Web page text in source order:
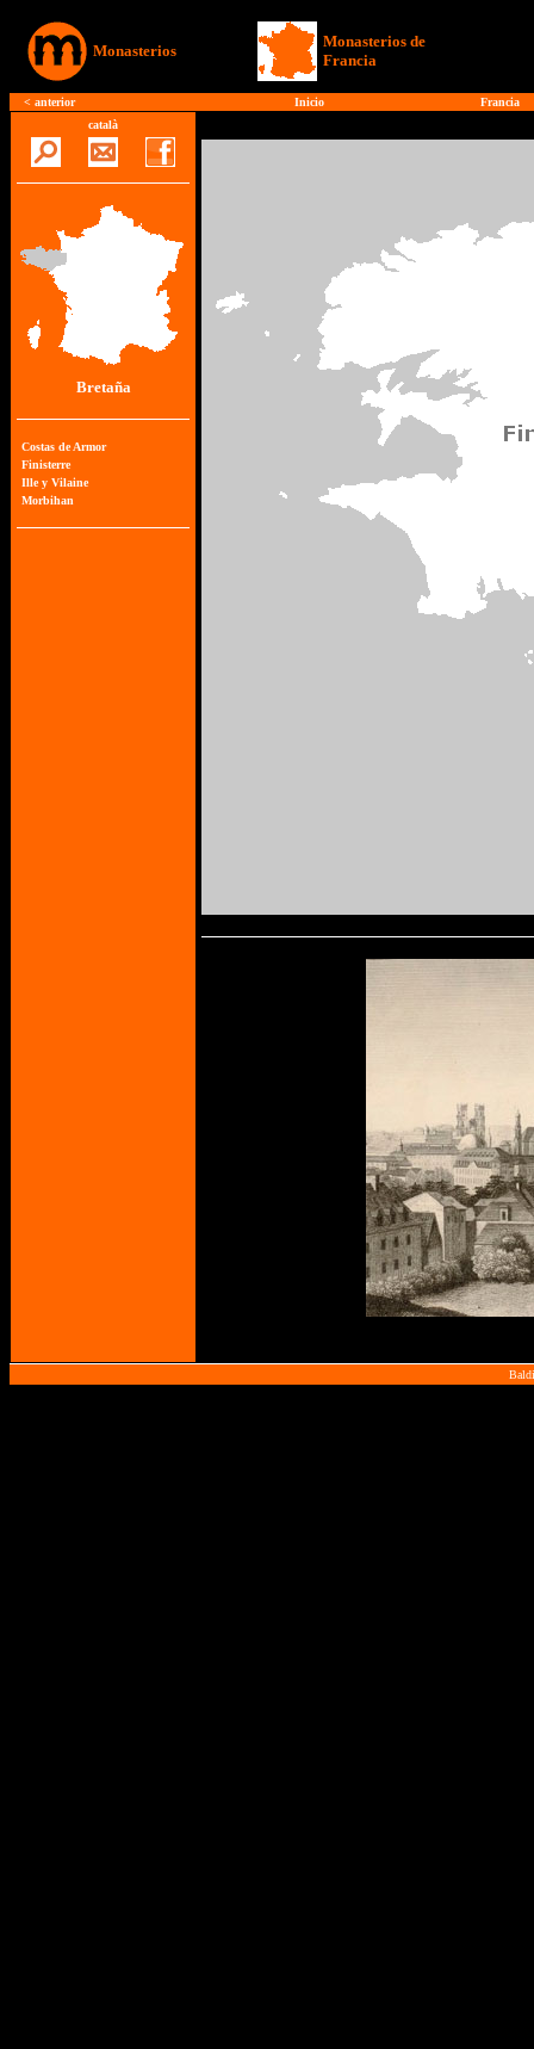
Monasterios
Monasterios de
Francia
< anterior Inicio
Francia
català
Bretaña
Costas de Armor
Finisterre
Ille y Vilaine
Morbihan